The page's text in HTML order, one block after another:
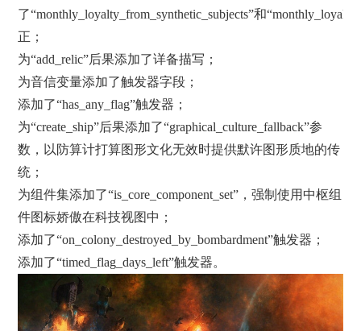
了“monthly_loyalty_from_synthetic_subjects”和
正；
为“add_relic”后果添加了详备描写；
为音信变量添加了触发器字段；
添加了“has_any_flag”触发器；
为“create_ship”后果添加了“graphical_culture_fallback”参
数，以防算计打算图形文化无效时提供默许图形质地的传
统；
为组件集添加了“is_core_component_set”，强制使用中枢组
件图标娇傲在科技视图中；
添加了“on_colony_destroyed_by_bombardment”触发器；
添加了“timed_flag_days_left”触发器。